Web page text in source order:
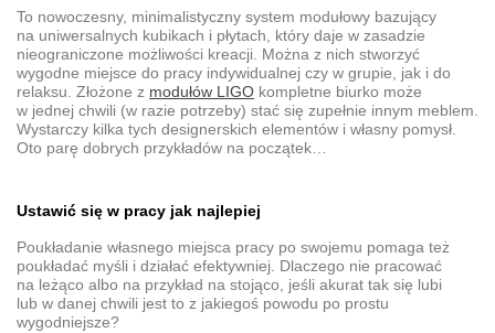
To nowoczesny, minimalistyczny system modułowy bazujący
na uniwersalnych kubikach i płytach, który daje w zasadzie
nieograniczone możliwości kreacji. Można z nich stworzyć
wygodne miejsce do pracy indywidualnej czy w grupie, jak i do
relaksu. Złożone z modułów LIGO kompletne biurko może
w jednej chwili (w razie potrzeby) stać się zupełnie innym meblem.
Wystarczy kilka tych designerskich elementów i własny pomysł.
Oto parę dobrych przykładów na początek…
Ustawić się w pracy jak najlepiej
Poukładanie własnego miejsca pracy po swojemu pomaga też
poukładać myśli i działać efektywniej. Dlaczego nie pracować
na leżąco albo na przykład na stojąco, jeśli akurat tak się lubi
lub w danej chwili jest to z jakiegoś powodu po prostu
wygodniejsze?